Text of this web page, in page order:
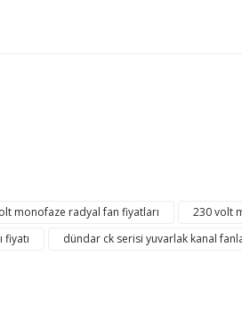
monofaze radyal fan fiyatları
230 volt
dündar ck serisi yuvarlak kanal